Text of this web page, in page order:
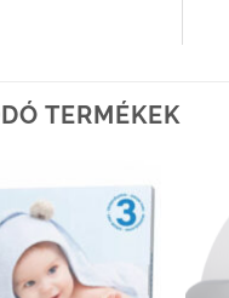
TERMÉKEK
Kedvenceimhez
adom